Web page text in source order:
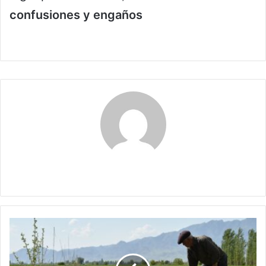
confusiones y engaños
Bogotá
FAO